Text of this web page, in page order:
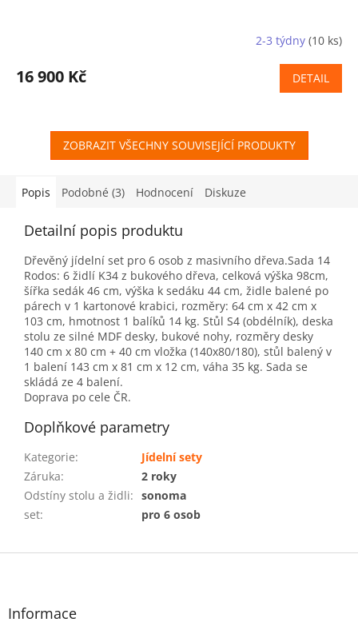
2-3 týdny (10 ks)
16 900 Kč DETAIL
ZOBRAZIT VŠECHNY SOUVISEJÍCÍ PRODUKTY
Popis Podobné (3) Hodnocení Diskuze
Detailní popis produktu
Dřevěný jídelní set pro 6 osob z masivního dřeva.Sada 14
Rodos: 6 židlí K34 z bukového dřeva, celková výška 98cm,
šířka sedák 46 cm, výška k sedáku 44 cm, židle balené po
párech v 1 kartonové krabici, rozměry: 64 cm x 42 cm x
103 cm, hmotnost 1 balíků 14 kg. Stůl S4 (obdélník), deska
stolu ze silné MDF desky, bukové nohy, rozměry desky
140 cm x 80 cm + 40 cm vložka (140x80/180), stůl balený v
1 balení 143 cm x 81 cm x 12 cm, váha 35 kg. Sada se
skládá ze 4 balení.
Doprava po cele ČR.
Doplňkové parametry
Kategorie:
Jídelní sety
Záruka:
2 roky
Odstíny stolu a židli: sonoma
set: pro 6 osob
Z
Informace